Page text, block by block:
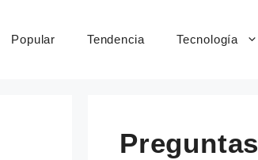
Popular Tendencia Tecnología
Preguntas